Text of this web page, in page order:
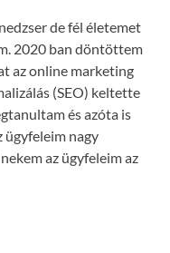
de fél életemet
2020 ban döntöttem
az online marketing
(SEO) keltette
és azóta is
ügyfeleim nagy
az ügyfeleim az